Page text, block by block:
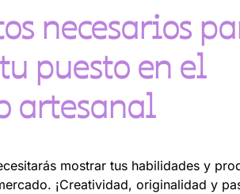
necesarios
puesto en el
artesanal
mostrar tus habilidades y
¡Creatividad, originalidad y